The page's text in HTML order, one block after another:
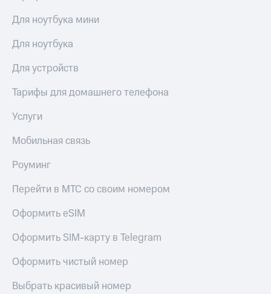
Для ноутбука мини
Для ноутбука
Для устройств
Тарифы для домашнего телефона
Услуги
Мобильная связь
Роуминг
Перейти в МТС со своим номером
Оформить eSIM
Оформить SIM-карту в Telegram
Оформить чистый номер
Выбрать красивый номер